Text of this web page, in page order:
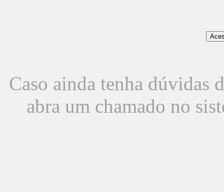
Caso ainda tenha dúvidas
abra um chamado no